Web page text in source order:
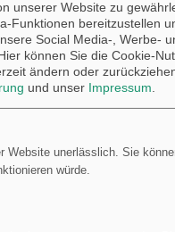
•Unterstuetzung•Ferien•
• Aufraeumen• Nichte•Pferd•
• Oster•Quartal •
Kommentare oder
unserer Website zu
Funktionen bereitzustellen
Social Media-, Werbe-
können Sie die Cookie-
ändern oder
und unser Impressum
Website unerlässlich. Sie
würde.